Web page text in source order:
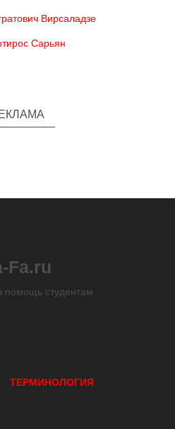
Вирсаладзе
Сарьян
Fa.ru
помощь студентам
ТЕРМИНОЛОГИЯ